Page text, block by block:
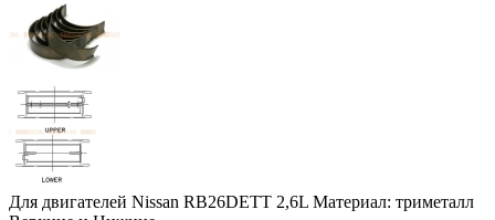
Для двигателей Nissan RB26DETT 2,6L Материал: триметалл